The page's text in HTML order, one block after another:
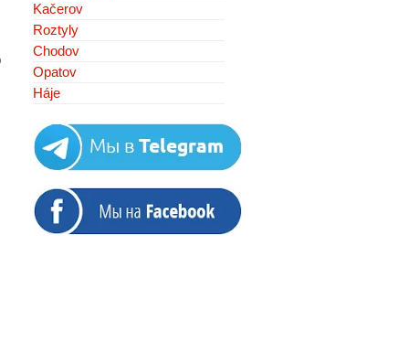
Kačerov
Roztyly
Chodov
Opatov
Háje